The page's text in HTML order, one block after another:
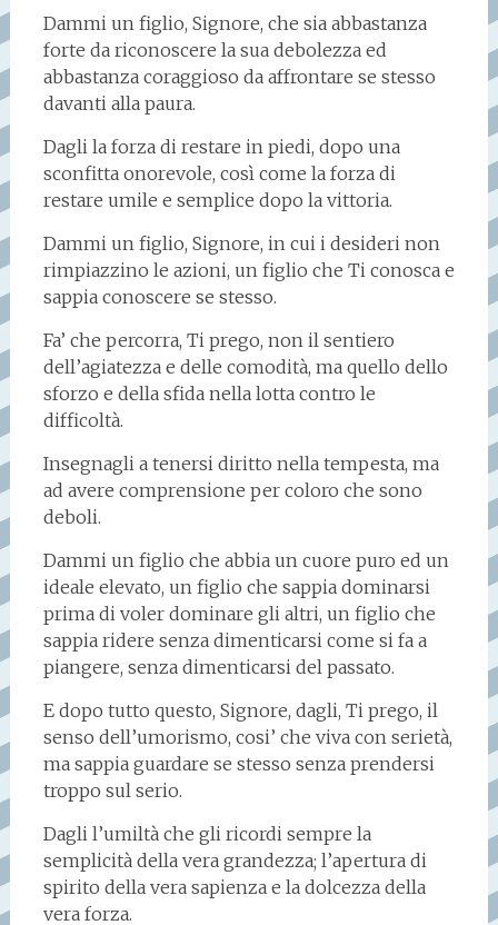
Dammi un figlio, Signore, che sia abbastanza
forte da riconoscere la sua debolezza ed
abbastanza coraggioso da affrontare se stesso
davanti alla paura.
Dagli la forza di restare in piedi, dopo una
sconfitta onorevole, così come la forza di
restare umile e semplice dopo la vittoria.
Dammi un figlio, Signore, in cui i desideri non
rimpiazzino le azioni, un figlio che Ti conosca e
sappia conoscere se stesso.
Fa’ che percorra, Ti prego, non il sentiero
dell’agiatezza e delle comodità, ma quello dello
sforzo e della sfida nella lotta contro le
difficoltà.
Insegnagli a tenersi diritto nella tempesta, ma
ad avere comprensione per coloro che sono
deboli.
Dammi un figlio che abbia un cuore puro ed un
ideale elevato, un figlio che sappia dominarsi
prima di voler dominare gli altri, un figlio che
sappia ridere senza dimenticarsi come si fa a
piangere, senza dimenticarsi del passato.
E dopo tutto questo, Signore, dagli, Ti prego, il
senso dell’umorismo, cosi’ che viva con serietà,
ma sappia guardare se stesso senza prendersi
troppo sul serio.
Dagli l’umiltà che gli ricordi sempre la
semplicità della vera grandezza; l’apertura di
spirito della vera sapienza e la dolcezza della
vera forza.